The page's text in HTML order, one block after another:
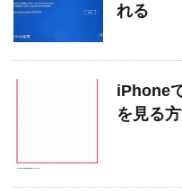
れる
iPhone
を見る